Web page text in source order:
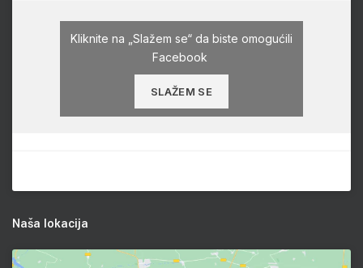
Kliknite na „Slažem se“ da biste omogućili
Facebook
SLAŽEM SE
Naša lokacija